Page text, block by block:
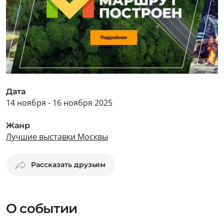
Дата
14 ноября - 16 ноября 2025
Жанр
Лучшие выставки Москвы
Рассказать друзьям
О событии